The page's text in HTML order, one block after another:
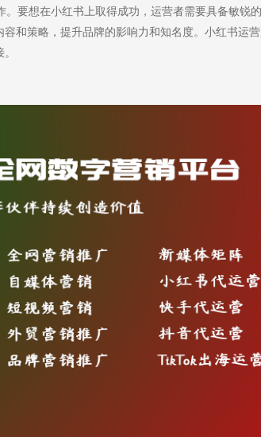
要想在小红书上取得成功，运营者需要具备敏锐
和策略，提升品牌的影响力和知名度。小红书运